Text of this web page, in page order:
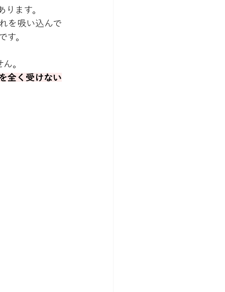
ます。
を吸い込んで
す。
。
全く受けない